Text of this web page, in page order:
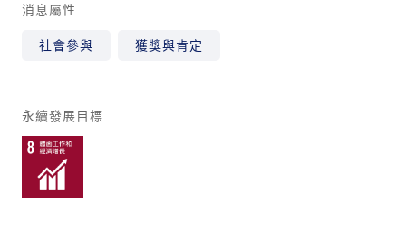
消息屬性
社會參與 獲獎與肯定
永續發展目標